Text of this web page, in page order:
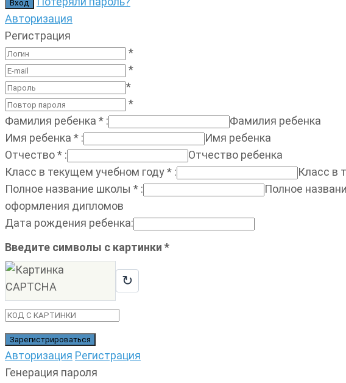
Авторизация
Регистрация
*
*
*
*
Фамилия ребенка * :
Фамилия ребенка
Имя ребенка * :
Имя ребенка
Отчество* :
Отчество ребенка
Класс в текущем учебном году* :
Класс в
Полное название школы * :
Полное
оформления дипломов
Дата рождения ребенка:
Введите символы с картинки *
↻
Авторизация Регистрация
Генерация пароля